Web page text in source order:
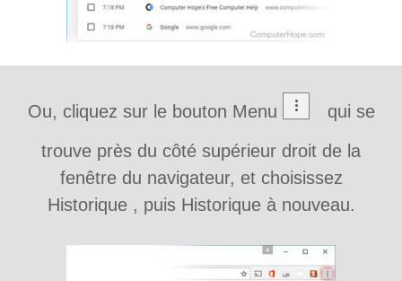
Ou, cliquez sur le bouton Menu qui se
trouve près du côté supérieur droit de la
fenêtre du navigateur, et choisissez
Historique , puis Historique à nouveau.